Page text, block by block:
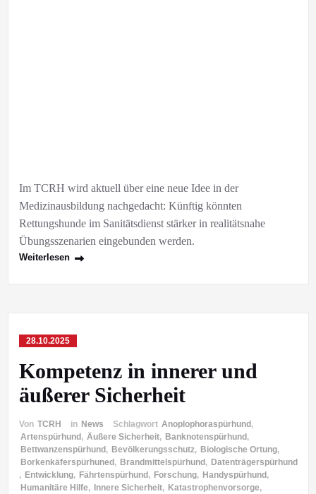
Im TCRH wird aktuell über eine neue Idee in der
Medizinausbildung nachgedacht: Künftig könnten
Rettungshunde im Sanitätsdienst stärker in realitätsnahe
Übungsszenarien eingebunden werden.
Weiterlesen
28.10.2025
Kompetenz in innerer und
äußerer Sicherheit
Von TCRH in News Schlagwort Anoplophoraspürhund ,
Artenspürhund , Äußere Sicherheit, Banknotenspürhund ,
Bettwanzenspürhund , Bevölkerungsschutz, Biologische Ortung,
Borkenkäferspürhuned , Brandmittelspürhund , Datenträgerspürhund
, Entwicklung, Fährtenspürhund , Forschung, Handyspürhund ,
Humanitäre Hilfe, Innere Sicherheit, Katastrophenvorsorge,